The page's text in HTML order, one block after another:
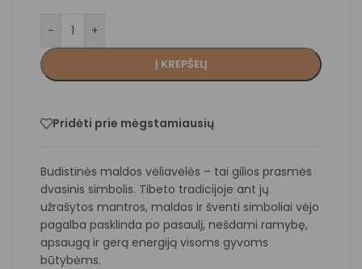
- +
Į KREPŠELĮ
Pridėti prie mėgstamiausių
Budistinės maldos vėliavėlės – tai gilios prasmės
dvasinis simbolis. Tibeto tradicijoje ant jų
užrašytos mantros, maldos ir šventi simboliai vėjo
pagalba pasklinda po pasaulį, nešdami ramybę,
apsaugą ir gerą energiją visoms gyvoms
būtybėms.